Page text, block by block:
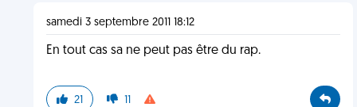
samedi 3 septembre 2011 18:12
En tout cas sa ne peut pas être du rap.
21 11